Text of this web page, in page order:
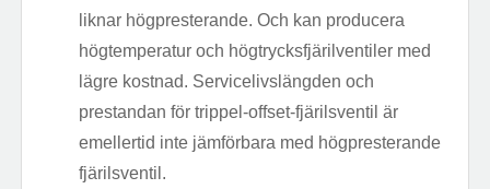
liknar högpresterande. Och kan producera
högtemperatur och högtrycksfjärilventiler med
lägre kostnad. Servicelivslängden och
prestandan för trippel-offset-fjärilsventil är
emellertid inte jämförbara med högpresterande
fjärilsventil.